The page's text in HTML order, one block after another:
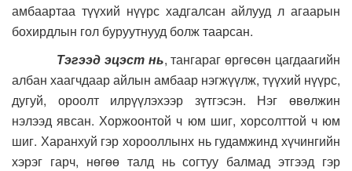
амбаартаа түүхий нүүрс хадгалсан айлууд л агаарын
бохирдлын гол буруутнууд болж таарсан.
Тэгээд эцэст нь, тангараг өргөсөн цагдаагийн
албан хаагчдаар айлын амбаар нэгжүүлж, түүхий нүүрс,
дугуй, ороолт илрүүлэхээр зүтгэсэн. Нэг өвөлжин
нэлээд явсан. Хоржоонтой ч юм шиг, хорсолттой ч юм
шиг. Харанхуй гэр хорооллынх нь гудамжинд хүчингийн
хэрэг гарч, нөгөө талд нь согтуу балмад этгээд гэр